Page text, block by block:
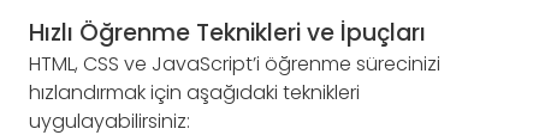
Hızlı Öğrenme Teknikleri ve İpuçları
HTML, CSS ve JavaScript’i öğrenme sürecinizi
hızlandırmak için aşağıdaki teknikleri
uygulayabilirsiniz: